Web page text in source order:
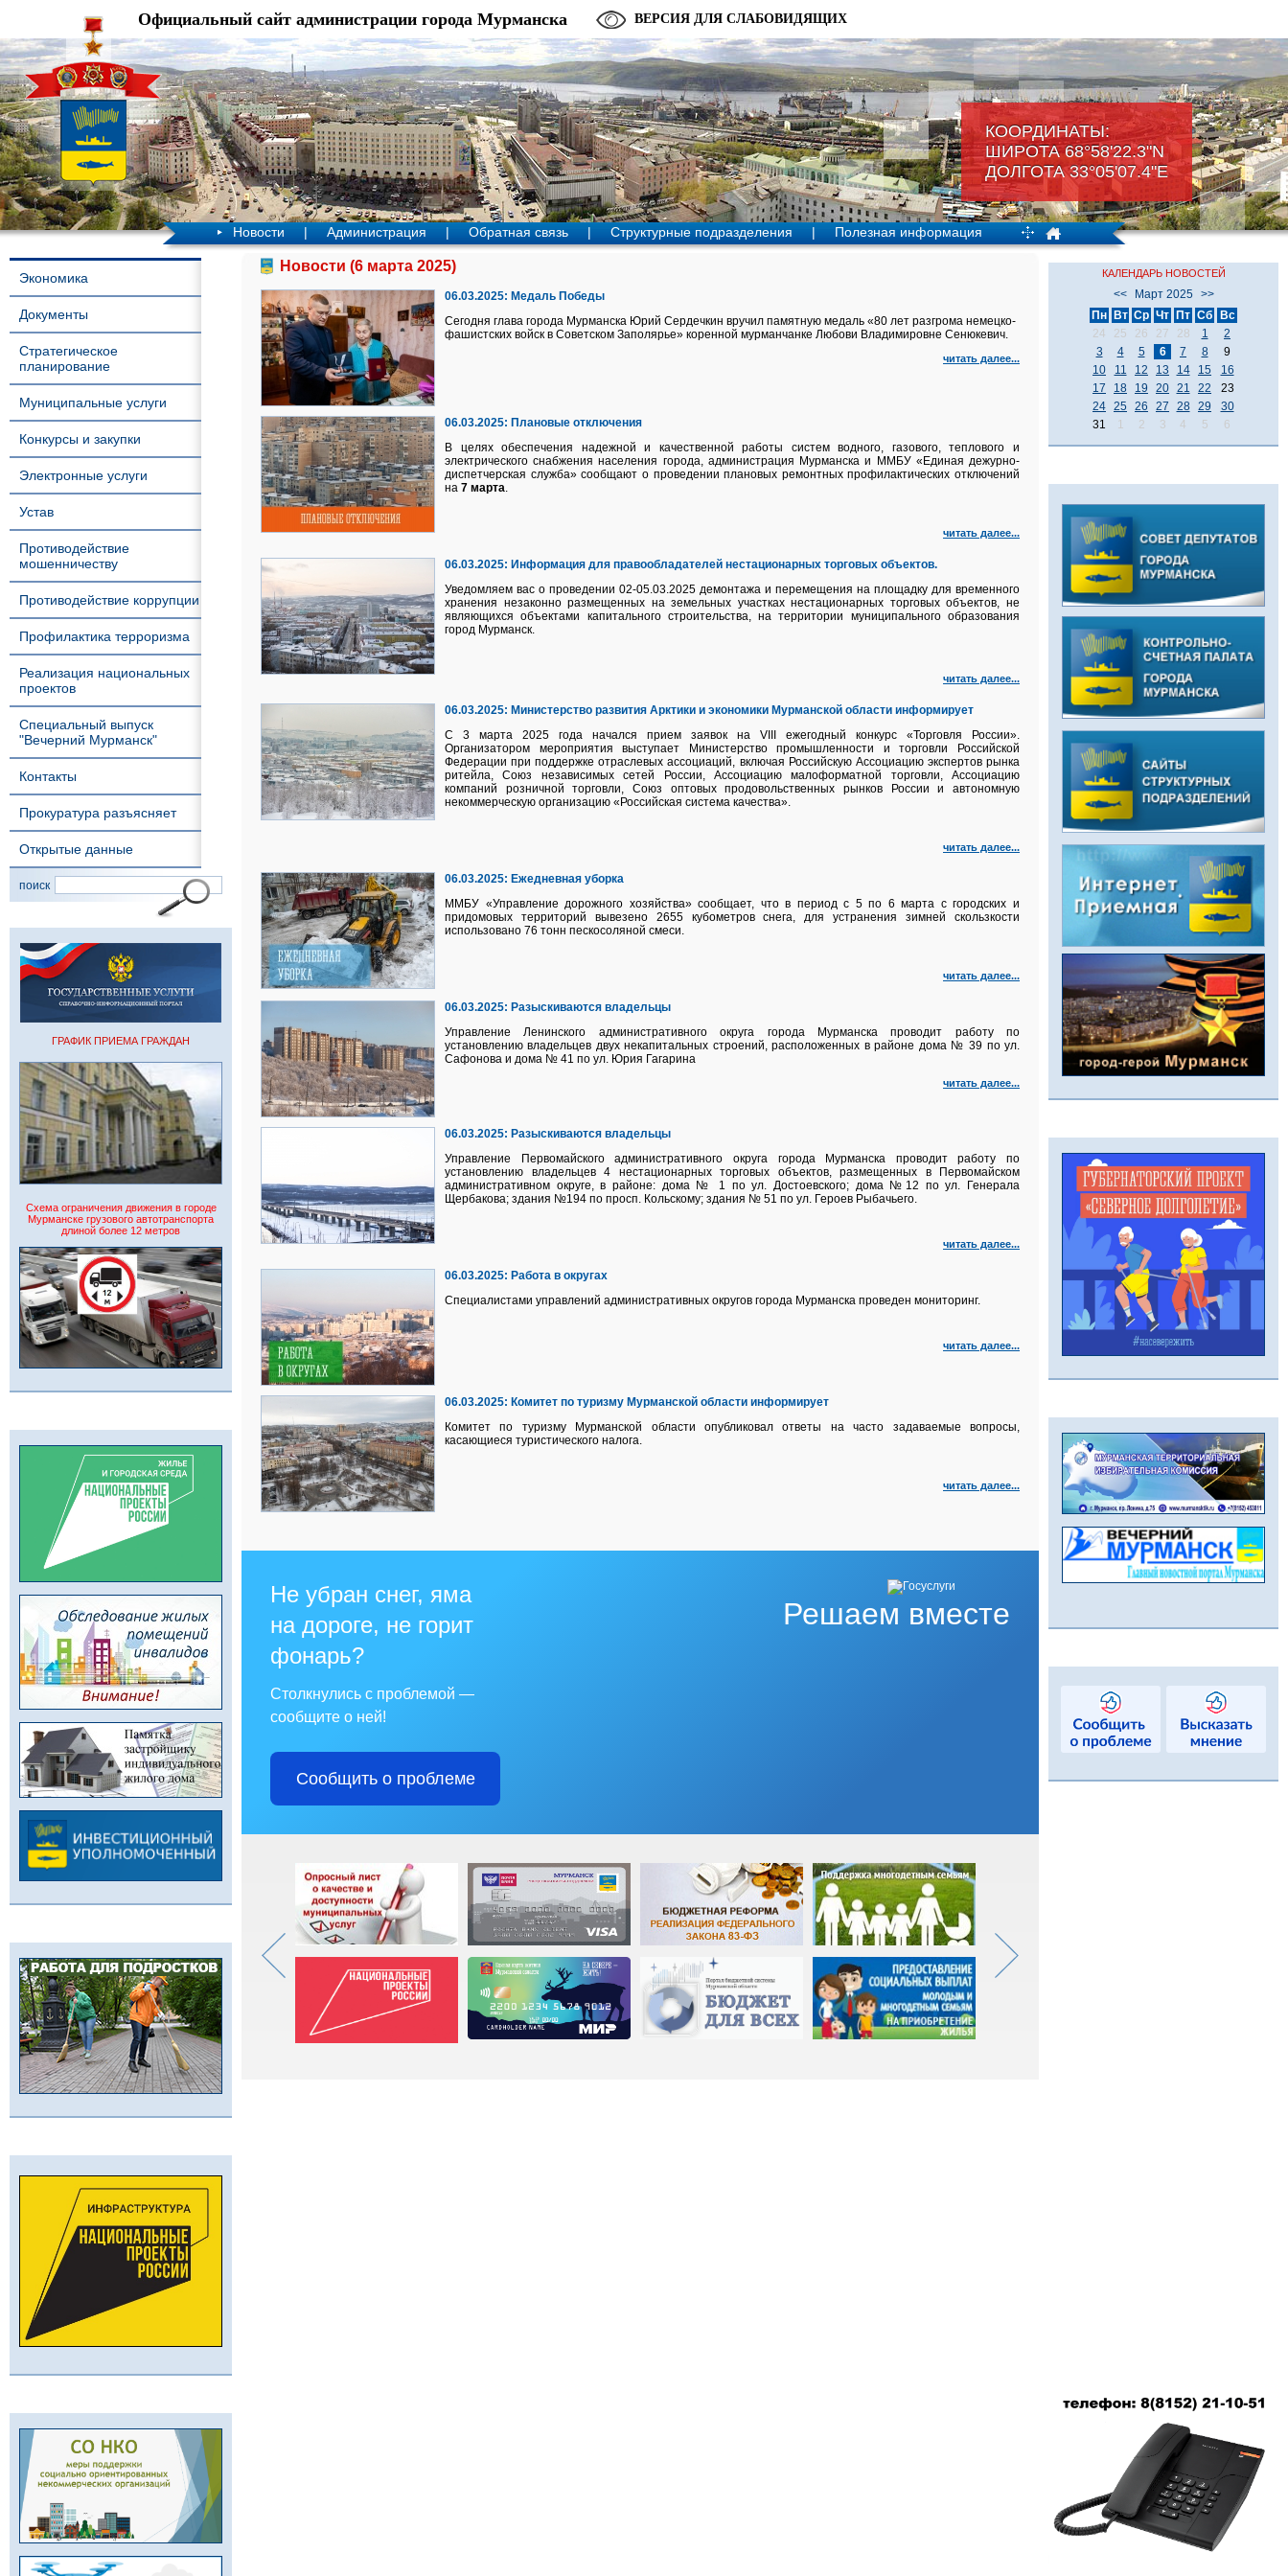
КООРДИНАТЫ:
ШИРОТА 68°58'22.3"N
ДОЛГОТА 33°05'07.4"Е
Официальный сайт администрации города Мурманска ВЕРСИЯ ДЛЯ СЛАБОВИДЯЩИХ
Новости | Администрация | Обратная связь | Структурные подразделения | Полезная информация
Экономика
Документы
Стратегическое
планирование
Муниципальные услуги
Конкурсы и закупки
Электронные услуги
Устав
Противодействие
мошенничеству
Противодействие коррупции
Профилактика терроризма
Реализация национальных
проектов
Специальный выпуск
"Вечерний Мурманск"
Контакты
Прокуратура разъясняет
Открытые данные
поиск
ГРАФИК ПРИЕМА ГРАЖДАН
Схема ограничения движения в городе
Мурманске грузового автотранспорта
длиной более 12 метров
Новости (6 марта 2025)
06.03.2025: Медаль Победы
Сегодня глава города Мурманска Юрий Сердечкин вручил памятную медаль «80 лет разгрома немецко-
фашистских войск в Советском Заполярье» коренной мурманчанке Любови Владимировне Сенюкевич.
читать далее...
06.03.2025: Плановые отключения
В целях обеспечения надежной и качественной работы систем водного, газового, теплового и
электрического снабжения населения города, администрация Мурманска и ММБУ «Единая дежурно-
диспетчерская служба» сообщают о проведении плановых ремонтных профилактических отключений
на 7 марта.
читать далее...
06.03.2025: Информация для правообладателей нестационарных торговых объектов.
Уведомляем вас о проведении 02-05.03.2025 демонтажа и перемещения на площадку для временного
хранения незаконно размещенных на земельных участках нестационарных торговых объектов, не
являющихся объектами капитального строительства, на территории муниципального образования
город Мурманск.
читать далее...
06.03.2025: Министерство развития Арктики и экономики Мурманской области информирует
С 3 марта 2025 года начался прием заявок на VIII ежегодный конкурс «Торговля России».
Организатором мероприятия выступает Министерство промышленности и торговли Российской
Федерации при поддержке отраслевых ассоциаций, включая Российскую Ассоциацию экспертов рынка
ритейла, Союз независимых сетей России, Ассоциацию малоформатной торговли, Ассоциацию
компаний розничной торговли, Союз оптовых продовольственных рынков России и автономную
некоммерческую организацию «Российская система качества».
читать далее...
06.03.2025: Ежедневная уборка
ММБУ «Управление дорожного хозяйства» сообщает, что в период с 5 по 6 марта с городских и
придомовых территорий вывезено 2655 кубометров снега, для устранения зимней скользкости
использовано 76 тонн пескосоляной смеси.
читать далее...
06.03.2025: Разыскиваются владельцы
Управление Ленинского административного округа города Мурманска проводит работу по
установлению владельцев двух некапитальных строений, расположенных в районе дома № 39 по ул.
Сафонова и дома № 41 по ул. Юрия Гагарина
читать далее...
06.03.2025: Разыскиваются владельцы
Управление Первомайского административного округа города Мурманска проводит работу по
установлению владельцев 4 нестационарных торговых объектов, размещенных в Первомайском
административном округе, в районе: дома № 1 по ул. Достоевского; дома №12 по ул. Генерала
Щербакова; здания №194 по просп. Кольскому; здания № 51 по ул. Героев Рыбачьего.
читать далее...
06.03.2025: Работа в округах
Специалистами управлений административных округов города Мурманска проведен мониторинг.
читать далее...
06.03.2025: Комитет по туризму Мурманской области информирует
Комитет по туризму Мурманской области опубликовал ответы на часто задаваемые вопросы,
касающиеся туристического налога.
читать далее...
Решаем вместе
Не убран снег, яма
на дороге, не горит
фонарь?
Столкнулись с проблемой —
сообщите о ней!
Сообщить о проблеме
КАЛЕНДАРЬ НОВОСТЕЙ
<< Март 2025
>>
Пн
Вт Ср Чт Пт Сб
Вс
24
25 26 27 28 1
2
3
4 5 6 7 8
9
10
11 12 13 14 15
16
17
18 19 20 21 22
23
24 25 26 27 28 29
30
31
1 2 3 4 5 6